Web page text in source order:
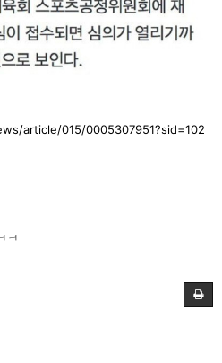
article/015/0005307951?sid=102
ㅋ